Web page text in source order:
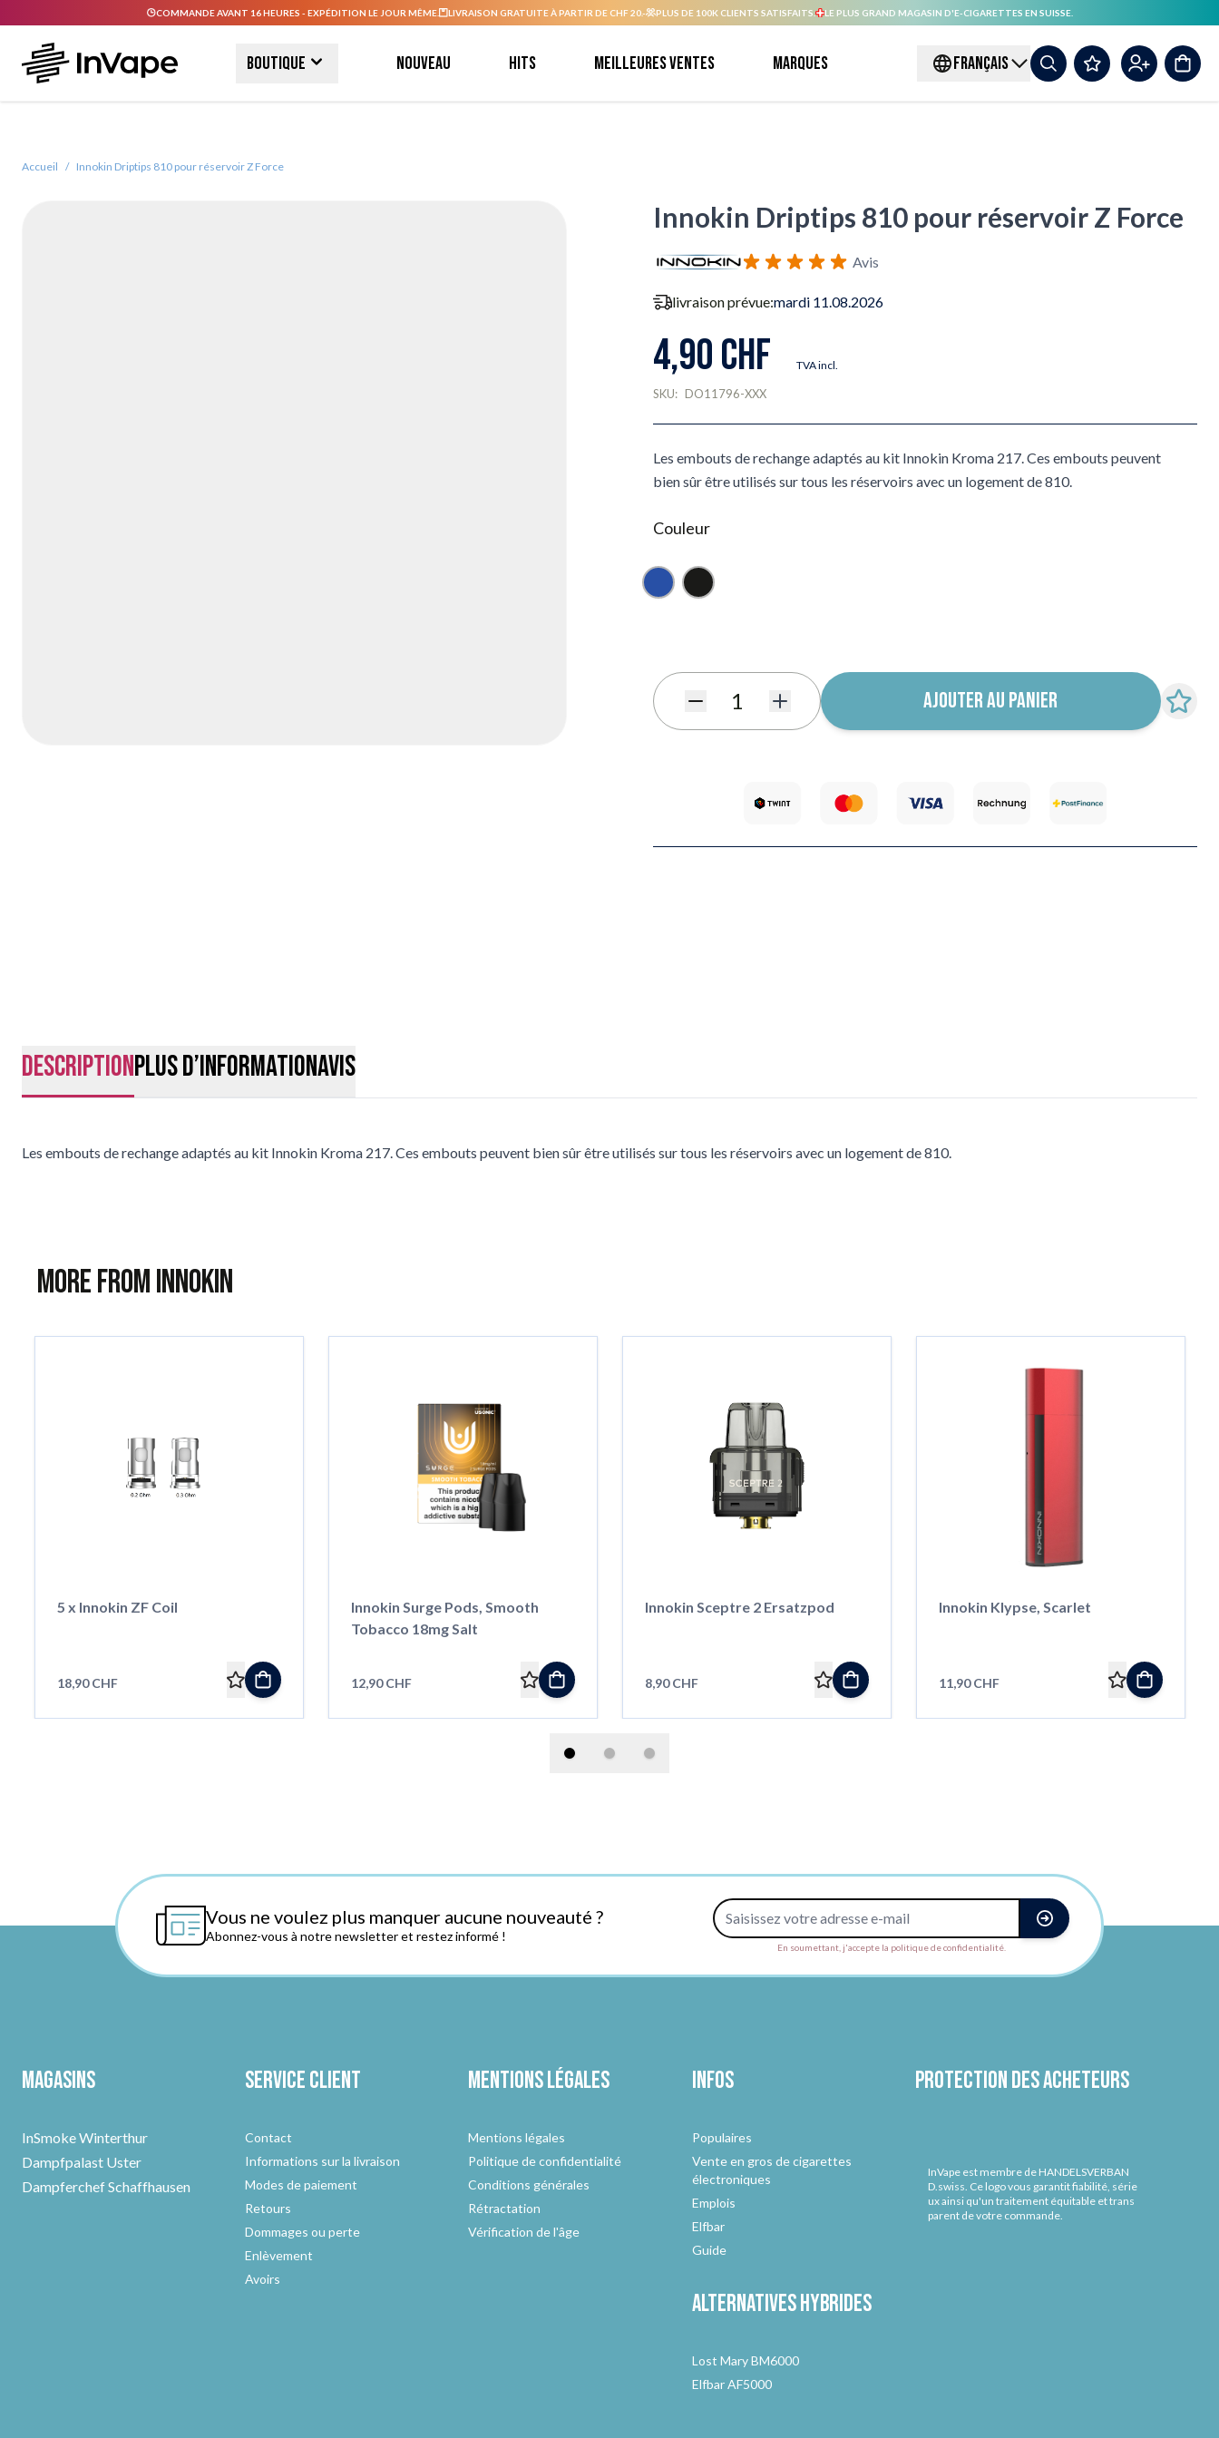
COMMANDE AVANT 16 HEURES - EXPÉDITION LE JOUR MÊME. LIVRAISON GRATUITE À PARTIR DE CHF 20.- PLUS DE 100K CLIENTS SATISFAITS. LE PLUS GRAND MAGASIN D'E-CIGARETTES EN SUISSE.
Boutique Nouveau Hits Meilleures ventes Marques FRANÇAIS
Accueil / Innokin Driptips 810 pour réservoir Z Force
Innokin Driptips 810 pour réservoir Z Force
Avis
livraison prévue:mardi 11.08.2026
4,90 CHF TVA incl.
SKU: DO11796-XXX
Les embouts de rechange adaptés au kit Innokin Kroma 217. Ces embouts peuvent
bien sûr être utilisés sur tous les réservoirs avec un logement de 810.
Couleur
Bleu Noir
Quantité AJOUTER AU PANIER
DescriptionPlus d’informationAvis
Les embouts de rechange adaptés au kit Innokin Kroma 217. Ces embouts peuvent bien sûr être utilisés sur tous les réservoirs avec un logement de 810.
More from Innokin
5 x Innokin ZF Coil
18,90 CHF
Innokin Surge Pods, Smooth
Tobacco 18mg Salt
12,90 CHF
Innokin Sceptre 2 Ersatzpod
8,90 CHF
Innokin Klypse, Scarlet
11,90 CHF
Vous ne voulez plus manquer aucune nouveauté ?
Abonnez-vous à notre newsletter et restez informé !
Adresse e-mail
En soumettant, j'accepte la politique de confidentialité.
Magasins
InSmoke Winterthur
Dampfpalast Uster
Dampferchef Schaffhausen
Service client
Contact
Informations sur la livraison
Modes de paiement
Retours
Dommages ou perte
Enlèvement
Avoirs
Mentions légales
Mentions légales
Politique de confidentialité
Conditions générales
Rétractation
Vérification de l'âge
Infos
Populaires
Vente en gros de cigarettes
électroniques
Emplois
Elfbar
Guide
Alternativeshybrides
Lost Mary BM6000
Elfbar AF5000
Protection des acheteurs
InVape est membre de HANDELSVERBAN
D.swiss. Ce logo vous garantit fiabilité, série
ux ainsi qu'un traitement équitable et trans
parent de votre commande.